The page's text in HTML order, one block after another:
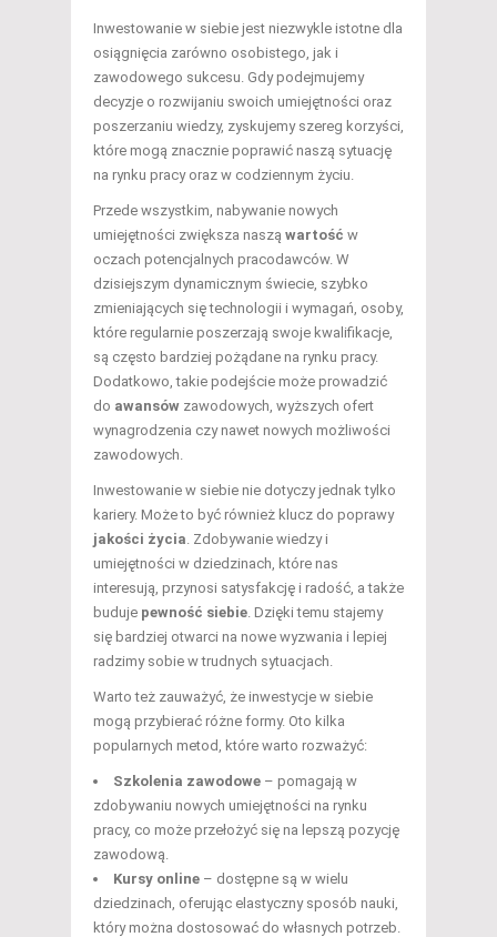
Inwestowanie w siebie jest niezwykle istotne dla
osiągnięcia zarówno osobistego, jak i
zawodowego sukcesu. Gdy podejmujemy
decyzje o rozwijaniu swoich umiejętności oraz
poszerzaniu wiedzy, zyskujemy szereg korzyści,
które mogą znacznie poprawić naszą sytuację
na rynku pracy oraz w codziennym życiu.
Przede wszystkim, nabywanie nowych
umiejętności zwiększa naszą wartość w
oczach potencjalnych pracodawców. W
dzisiejszym dynamicznym świecie, szybko
zmieniających się technologii i wymagań, osoby,
które regularnie poszerzają swoje kwalifikacje,
są często bardziej pożądane na rynku pracy.
Dodatkowo, takie podejście może prowadzić
do awansów zawodowych, wyższych ofert
wynagrodzenia czy nawet nowych możliwości
zawodowych.
Inwestowanie w siebie nie dotyczy jednak tylko
kariery. Może to być również klucz do poprawy
jakości życia . Zdobywanie wiedzy i
umiejętności w dziedzinach, które nas
interesują, przynosi satysfakcję i radość, a także
buduje pewność siebie . Dzięki temu stajemy
się bardziej otwarci na nowe wyzwania i lepiej
radzimy sobie w trudnych sytuacjach.
Warto też zauważyć, że inwestycje w siebie
mogą przybierać różne formy. Oto kilka
popularnych metod, które warto rozważyć:
Szkolenia zawodowe – pomagają w
zdobywaniu nowych umiejętności na rynku
pracy, co może przełożyć się na lepszą pozycję
zawodową.
Kursy online – dostępne są w wielu
dziedzinach, oferując elastyczny sposób nauki,
który można dostosować do własnych potrzeb.